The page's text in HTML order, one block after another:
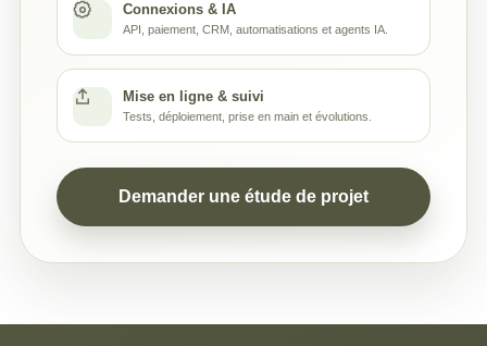
Connexions & IA
API, paiement, CRM, automatisations et agents IA.
Mise en ligne & suivi
Tests, déploiement, prise en main et évolutions.
Demander une étude de projet